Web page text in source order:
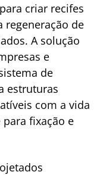
criar recifes
regeneração de
A solução
e
de
estruturas
com a vida
fixação e